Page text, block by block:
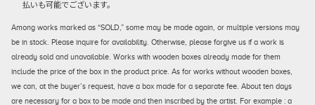
払いも可能でございます。
Among works marked as “SOLD,” some may be made again, or multiple versions may
be in stock. Please inquire for availability. Otherwise, please forgive us if a work is
already sold and unavailable. Works with wooden boxes already made for them
include the price of the box in the product price. As for works without wooden boxes,
we can, at the buyer’s request, have a box made for a separate fee. About ten days
are necessary for a box to be made and then inscribed by the artist. For example : a